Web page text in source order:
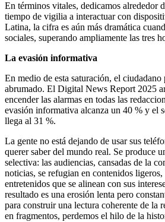
En términos vitales, dedicamos alrededor
tiempo de vigilia a interactuar con
Latina, la cifra es aún más dramática
sociales, superando ampliamente las tres
La evasión informativa
En medio de esta saturación, el ciudadano
abrumado. El Digital News Report 2025
encender las alarmas en todas las
evasión informativa alcanza un 40 % y el
llega al 31 %.
La gente no está dejando de usar sus
querer saber del mundo real. Se produce
selectiva: las audiencias, cansadas de la
noticias, se refugian en contenidos
entretenidos que se alinean con sus
resultado es una erosión lenta pero
para construir una lectura coherente de la
en fragmentos, perdemos el hilo de la